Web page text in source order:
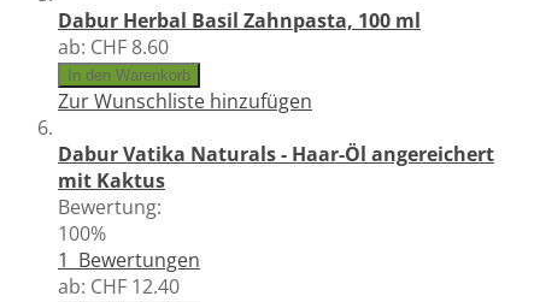
Dabur Herbal Basil Zahnpasta, 100 ml
ab: CHF 8.60
In den Warenkorb
Zur Wunschliste hinzufügen
Dabur Vatika Naturals - Haar-Öl angereichert
mit Kaktus
Bewertung:
100%
1 Bewertungen
ab: CHF 12.40